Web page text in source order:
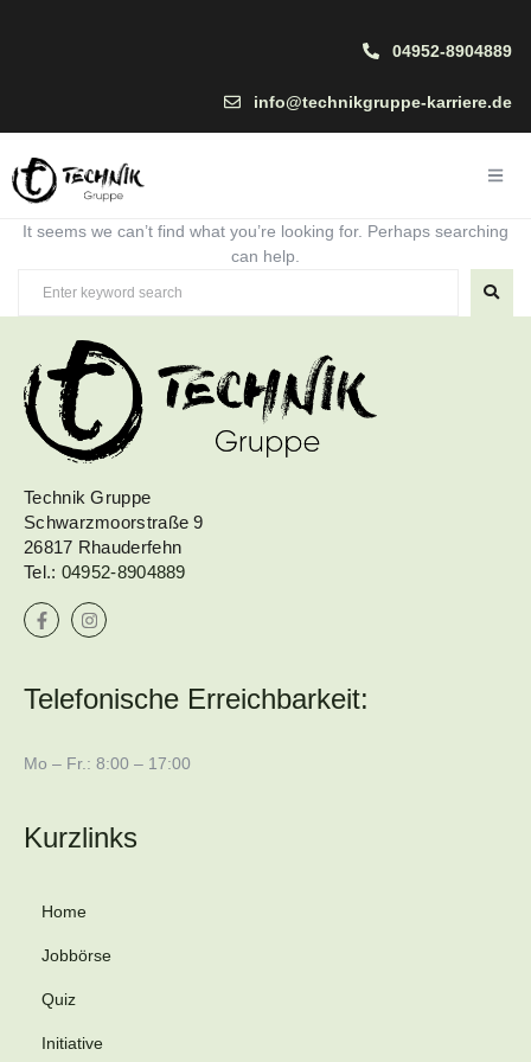
04952-8904889
info@technikgruppe-karriere.de
It seems we can’t find what you’re looking for. Perhaps searching
can help.
Technik Gruppe
Schwarzmoorstraße 9
26817 Rhauderfehn
Tel.: 04952-8904889
Telefonische Erreichbarkeit:
Mo – Fr.: 8:00 – 17:00
Kurzlinks
Home
Jobbörse
Quiz
Initiative